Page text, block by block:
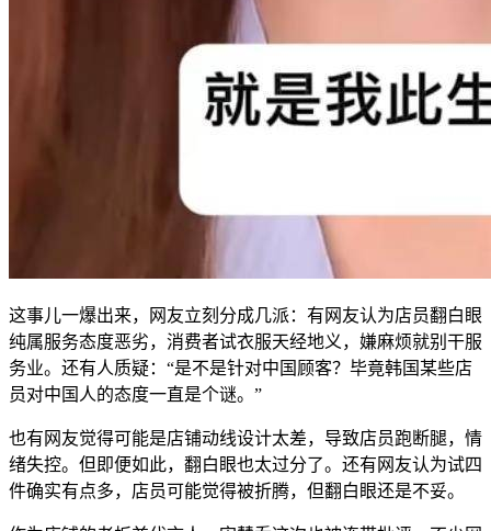
这事儿一爆出来，网友立刻分成几派：有网友认为店员翻白眼
纯属服务态度恶劣，消费者试衣服天经地义，嫌麻烦就别干服
务业。还有人质疑：“是不是针对中国顾客？毕竟韩国某些店
员对中国人的态度一直是个谜。”
也有网友觉得可能是店铺动线设计太差，导致店员跑断腿，情
绪失控。但即便如此，翻白眼也太过分了。还有网友认为试四
件确实有点多，店员可能觉得被折腾，但翻白眼还是不妥。